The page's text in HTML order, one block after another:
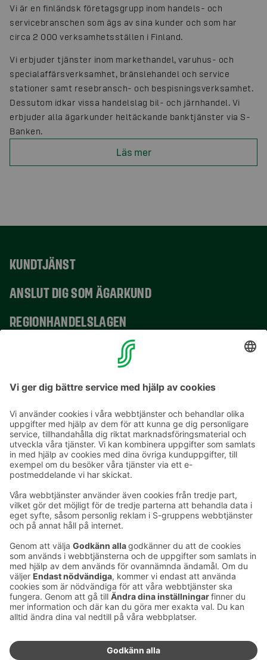
Vi är en finländsk företagsgrupp inom handels- och
servicebranschen som ägs av sina kunder och som har
circa 2 000 verksamhetsställen i Finland.
Vi erbjuder tjänster inom markethandel, varuhus- och
specialaffärsverksamhet, bränslehandel och service
stationer samt resebransch- och bespisningsverksamhet.
Dessutom idkar vissa handelslag bil- och järnhandel. Vi
erbjuder alla ägarkunder heltäckande banktjänster via S-
Banken.
Läs mer
KUNDTJÄNST
ANSLUT DIG SOM ÄGARKUND
REGIONHANDELSLAGEN
VERKSAMHETSSTÄLLEN
E-postadresser i S-gruppen finns i formuläret
förnamn.släktnamn@sok.fi
Följ oss:
Ändra inställningar för cookies